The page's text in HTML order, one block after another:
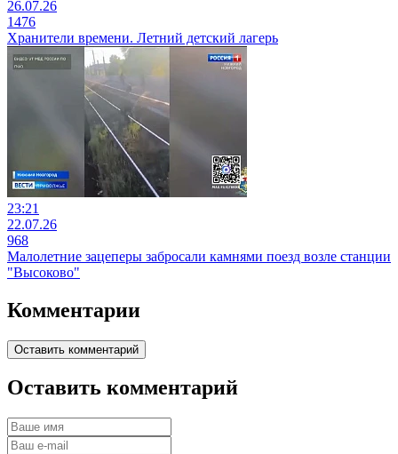
26.07.26
1476
Хранители времени. Летний детский лагерь
23:21
22.07.26
968
Малолетние зацеперы забросали камнями поезд возле станции
"Высоково"
Комментарии
Оставить комментарий
Оставить комментарий